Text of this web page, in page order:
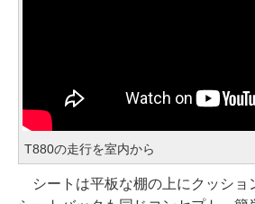
T880の走行を室内から
シートは平板な棚の上にクッショ